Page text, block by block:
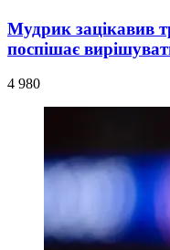
Мудрик зацікавив
поспішає
4 980